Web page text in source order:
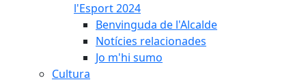
l'Esport 2024
Benvinguda de l'Alcalde
Notícies relacionades
Jo m'hi sumo
Cultura